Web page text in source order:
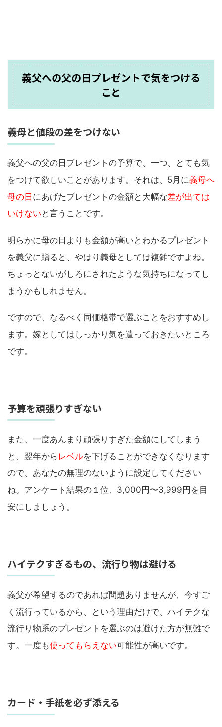
義父への父の日プレゼントで気をつける
こと
義母と値段の差をつけない
義父への父の日プレゼントの予算で、一つ、とても気
をつけて欲しいことがあります。それは、5月に義母へ
母の日 にあげたプレゼントの金額と大幅な差が出ては
いけない と言うことです。
明らかに母の日よりも金額が高いとわかるプレゼント
を義父に贈ると、やはり義母としては複雑ですよね。
ちょっとないがしろにされたような気持ちになってし
まうかもしれません。
ですので、なるべく同価格帯で選ぶことをおすすめし
ます。嫁としてはしっかり気を遣っておきたいところ
です。
予算を頑張りすぎない
また、一度あんまり頑張りすぎた金額にしてしまう
と、翌年から レベルを下げることができなくなります
ので、あなたの無理のないように設定してください
ね。アンケート結果の１位、3,000円〜3,999円を目
安にしましょう。
ハイテクすぎるもの、流行り物は避ける
義父が希望するのであれば問題ありませんが、今すご
く流行っているから、という理由だけで、ハイテクな
流行り物系のプレゼントを選ぶのは避けた方が無難で
す。一度も使ってもらえない可能性が高いです。
カード・手紙を必ず添える